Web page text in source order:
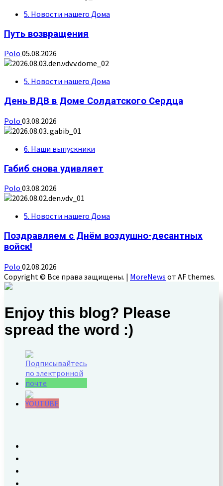
5. Новости нашего Дома
Путь возвращения
Polo 05.08.2026
5. Новости нашего Дома
День ВДВ в Доме Солдатского Сердца
Polo 03.08.2026
6. Наши выпускники
Габиб снова удивляет
Polo 03.08.2026
5. Новости нашего Дома
Поздравляем с Днём воздушно-десантных
войск!
Polo 02.08.2026
Copyright © Все права защищены. | MoreNews от AF themes.
Enjoy this blog? Please
spread the word :)